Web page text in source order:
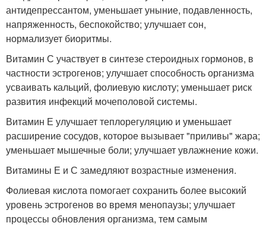
антидепрессантом, уменьшает уныние, подавленность,
напряженность, беспокойство; улучшает сон,
нормализует биоритмы.
Витамин С участвует в синтезе стероидных гормонов, в
частности эстрогенов; улучшает способность организма
усваивать кальций, фолиевую кислоту; уменьшает риск
развития инфекций мочеполовой системы.
Витамин Е улучшает теплорегуляцию и уменьшает
расширение сосудов, которое вызывает "приливы" жара;
уменьшает мышечные боли; улучшает увлажнение кожи.
Витамины Е и С замедляют возрастные изменения.
Фолиевая кислота помогает сохранить более высокий
уровень эстрогенов во время менопаузы; улучшает
процессы обновления организма, тем самым